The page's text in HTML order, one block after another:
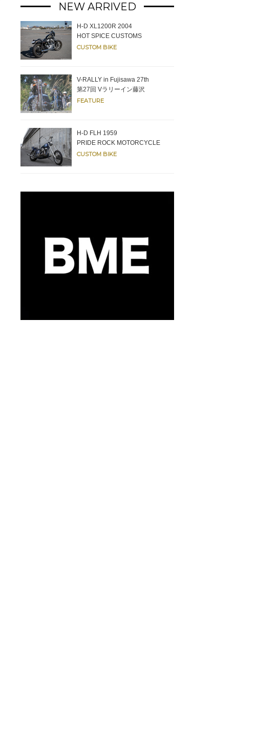
NEW ARRIVED
H-D XL1200R 2004
HOT SPICE CUSTOMS
CUSTOM BIKE
V-RALLY in Fujisawa 27th
第27回 Vラリーイン藤沢
FEATURE
H-D FLH 1959
PRIDE ROCK MOTORCYCLE
CUSTOM BIKE